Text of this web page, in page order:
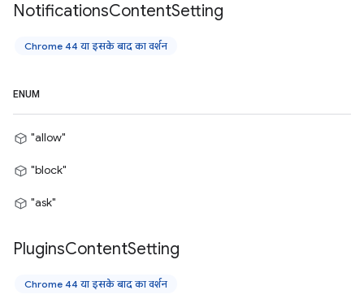
NotificationsContentSetting
Chrome 44 या इसके बाद का वर्शन
ENUM
"allow"
"block"
"ask"
PluginsContentSetting
Chrome 44 या इसके बाद का वर्शन